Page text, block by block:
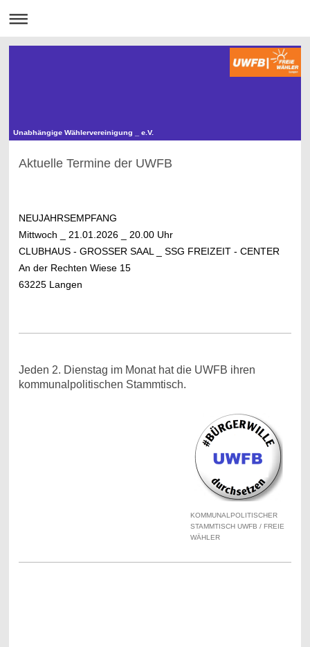
Unabhängige Wählervereinigung _ e.V.
Aktuelle Termine der UWFB
NEUJAHRSEMPFANG
Mittwoch _ 21.01.2026 _ 20.00 Uhr
CLUBHAUS - GROSSER SAAL _ SSG FREIZEIT - CENTER
An der Rechten Wiese 15
63225 Langen
Jeden 2. Dienstag im Monat hat die UWFB ihren
kommunalpolitischen Stammtisch.
KOMMUNALPOLITISCHER
STAMMTISCH UWFB / FREIE
WÄHLER